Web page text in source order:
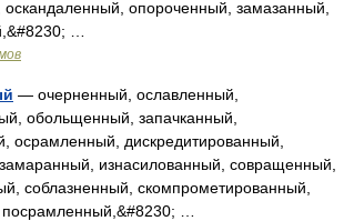
опороченный, замазанный,
…
— очерненный, ославленный,
обольщенный, запачканный,
осрамленный, дискредитированный,
изнасилованный, совращенный,
соблазненный, скомпрометированный,
…